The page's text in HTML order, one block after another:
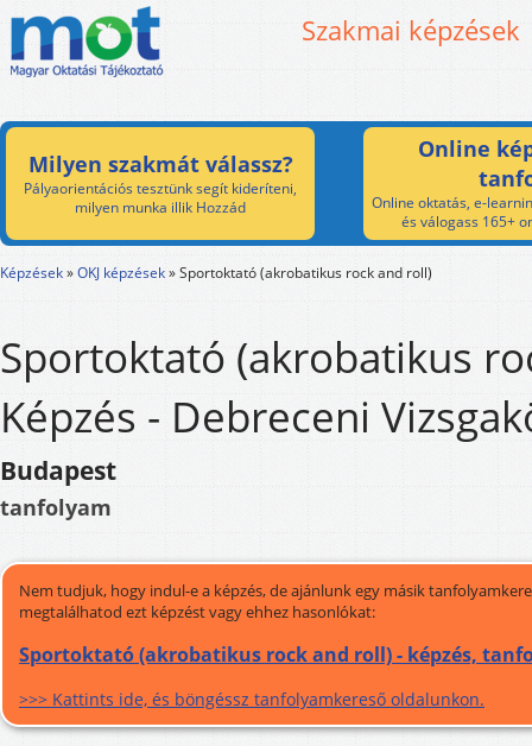
Szakmai képzések
Milyen szakmát válassz?
Pályaorientációs tesztünk segít kideríteni,
milyen munka illik Hozzád
Online
Online oktatás, e-
és válogass 165+
Képzések»OKJ képzések»Sportoktató (akrobatikus rock and roll)
Sportoktató (akrobatikus
Képzés - Debreceni
Budapest
tanfolyam
Nem tudjuk, hogy indul-e a képzés, de ajánlunk egy másik
megtalálhatod ezt képzést vagy ehhez hasonlókat:
Sportoktató (akrobatikus rock and roll) - képzés,
>>> Kattints ide, és böngéssz tanfolyamkereső oldalunkon.